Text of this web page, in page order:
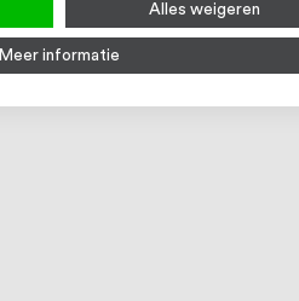
Alles weigeren
Meer informatie